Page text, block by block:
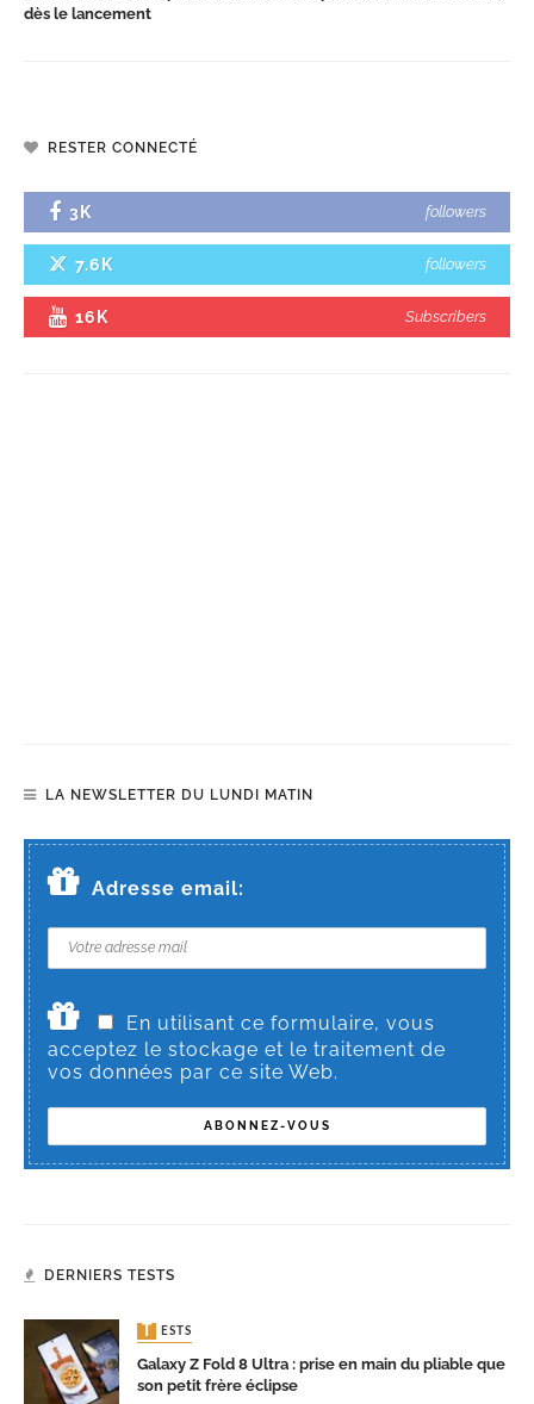
dès le lancement
RESTER CONNECTÉ
3K followers
7.6K followers
16K Subscribers
LA NEWSLETTER DU LUNDI MATIN
Adresse email:
En utilisant ce formulaire, vous
acceptez le stockage et le traitement de
vos données par ce site Web.
DERNIERS TESTS
TESTS
Galaxy Z Fold 8 Ultra : prise en main du pliable que
son petit frère éclipse